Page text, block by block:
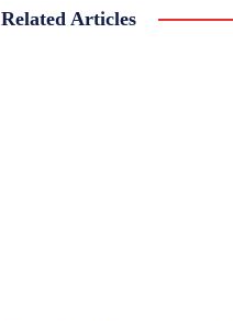
Related Articles